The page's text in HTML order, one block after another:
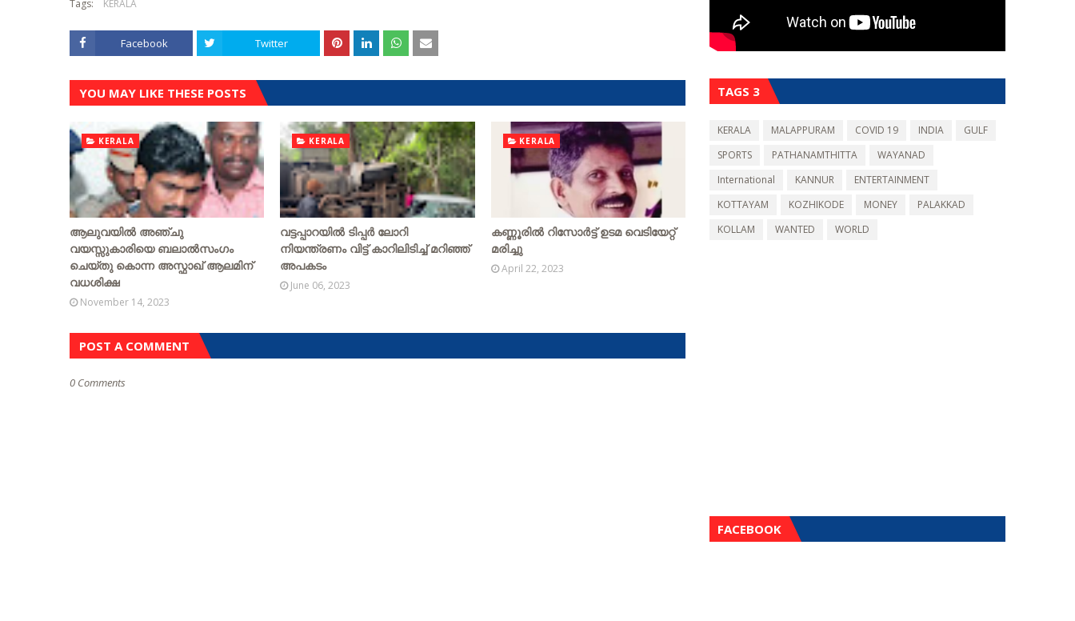
Tags: KERALA
Facebook Twitter
YOU MAY LIKE THESE POSTS
KERALA
ആലുവയിൽ അഞ്ചു
വയസ്സുകാരിയെ ബലാൽസംഗം
ചെയ്‌തു കൊന്ന അസ്ഫാഖ് ആലമിന്
വധശിക്ഷ
November 14, 2023
KERALA
വട്ടപ്പാറയില്‍ ടിപ്പര്‍ ലോറി
നിയന്ത്രണം വിട്ട് കാറിലിടിച്ച് മറിഞ്ഞ്
അപകടം
June 06, 2023
KERALA
കണ്ണൂരിൽ റിസോർട്ട് ഉടമ വെടിയേറ്റ്
മരിച്ചു
April 22, 2023
POST A COMMENT
0 Comments
TAGS 3
KERALA MALAPPURAM COVID 19 INDIA
GULF
SPORTS
PATHANAMTHITTA
WAYANAD
International
KANNUR
ENTERTAINMENT
KOTTAYAM
KOZHIKODE MONEY
PALAKKAD
KOLLAM
WANTED WORLD
FACEBOOK